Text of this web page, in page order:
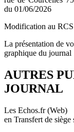
du 01/06/2026
Modification au
La présentation de
graphique du journal
AUTRES
JOURNAL
Les Echos.fr (Web)
en Transfert de